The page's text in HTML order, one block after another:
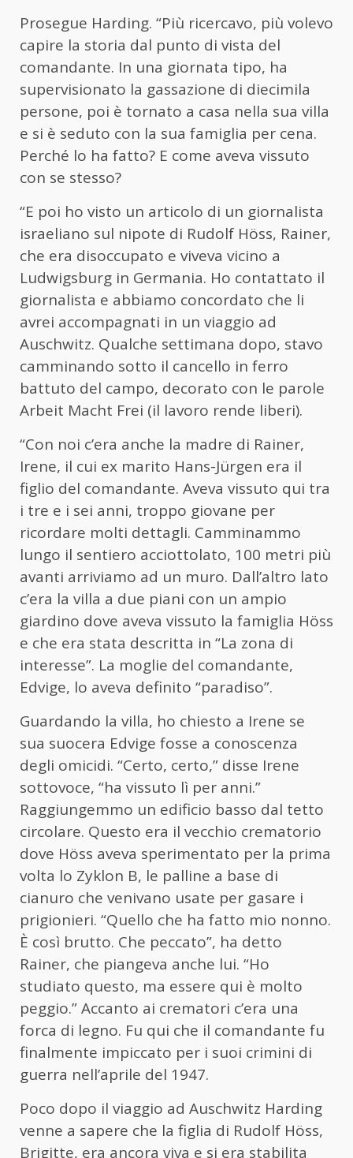
Prosegue Harding. “Più ricercavo, più volevo
capire la storia dal punto di vista del
comandante. In una giornata tipo, ha
supervisionato la gassazione di diecimila
persone, poi è tornato a casa nella sua villa
e si è seduto con la sua famiglia per cena.
Perché lo ha fatto? E come aveva vissuto
con se stesso?
“E poi ho visto un articolo di un giornalista
israeliano sul nipote di Rudolf Höss, Rainer,
che era disoccupato e viveva vicino a
Ludwigsburg in Germania. Ho contattato il
giornalista e abbiamo concordato che li
avrei accompagnati in un viaggio ad
Auschwitz. Qualche settimana dopo, stavo
camminando sotto il cancello in ferro
battuto del campo, decorato con le parole
Arbeit Macht Frei (il lavoro rende liberi).
“Con noi c’era anche la madre di Rainer,
Irene, il cui ex marito Hans-Jürgen era il
figlio del comandante. Aveva vissuto qui tra
i tre e i sei anni, troppo giovane per
ricordare molti dettagli. Camminammo
lungo il sentiero acciottolato, 100 metri più
avanti arriviamo ad un muro. Dall’altro lato
c’era la villa a due piani con un ampio
giardino dove aveva vissuto la famiglia Höss
e che era stata descritta in “La zona di
interesse”. La moglie del comandante,
Edvige, lo aveva definito “paradiso”.
Guardando la villa, ho chiesto a Irene se
sua suocera Edvige fosse a conoscenza
degli omicidi. “Certo, certo,” disse Irene
sottovoce, “ha vissuto lì per anni.”
Raggiungemmo un edificio basso dal tetto
circolare. Questo era il vecchio crematorio
dove Höss aveva sperimentato per la prima
volta lo Zyklon B, le palline a base di
cianuro che venivano usate per gasare i
prigionieri. “Quello che ha fatto mio nonno.
È così brutto. Che peccato”, ha detto
Rainer, che piangeva anche lui. “Ho
studiato questo, ma essere qui è molto
peggio.” Accanto ai crematori c’era una
forca di legno. Fu qui che il comandante fu
finalmente impiccato per i suoi crimini di
guerra nell’aprile del 1947.
Poco dopo il viaggio ad Auschwitz Harding
venne a sapere che la figlia di Rudolf Höss,
Brigitte, era ancora viva e si era stabilita